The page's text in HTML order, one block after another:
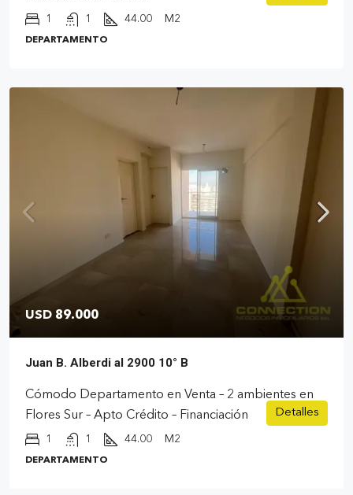
1 1 44.00 M2
DEPARTAMENTO
USD 89.000
Juan B. Alberdi al 2900 10° B
Cómodo Departamento en Venta – 2 ambientes en
Flores Sur – Apto Crédito – Financiación
1 1 44.00 M2
DEPARTAMENTO
Detalles